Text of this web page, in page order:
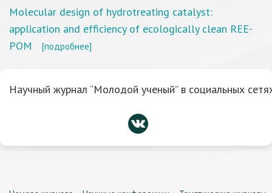
Molecular design of hydrotreating catalyst:
application and efficiency of ecologically clean REE-
POM
[подробнее]
Научный журнал “Молодой ученый” в социальных